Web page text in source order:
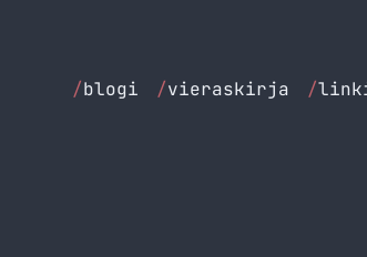
/blogi /vieraskirja /